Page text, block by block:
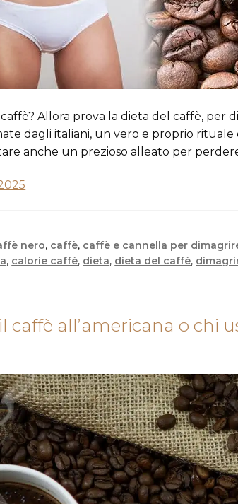
Allora prova la dieta del caffè, per
dagli italiani, un vero e proprio rituale
anche un prezioso alleato per
nero, caffè, caffè e cannella per
, calorie caffè, dieta, dieta del caffè,
all’americana o chi